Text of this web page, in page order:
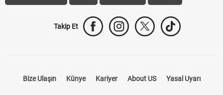
Takip Et
Bize Ulaşın Künye Kariyer About US Yasal Uyarı